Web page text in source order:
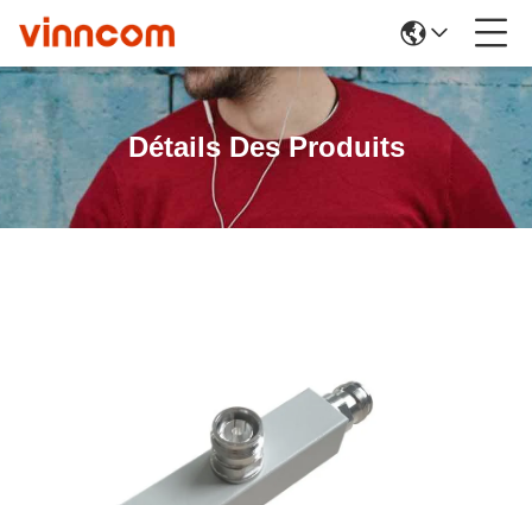
Détails Des Produits